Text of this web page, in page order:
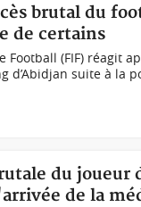
brutal du
de certains
(FIF) réagit
suite à la
du joueur
de la